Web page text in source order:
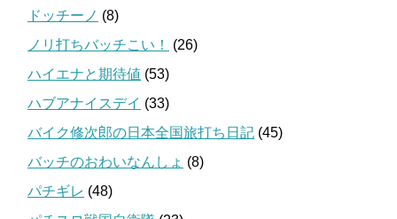
ドッチーノ (8)
ノリ打ちバッチこい！
(26)
ハイエナと期待値 (53)
ハブアナイスデイ (33)
バイク修次郎の日本全国旅打ち日記 (45)
バッチのおわいなんしょ (8)
パチギレ (48)